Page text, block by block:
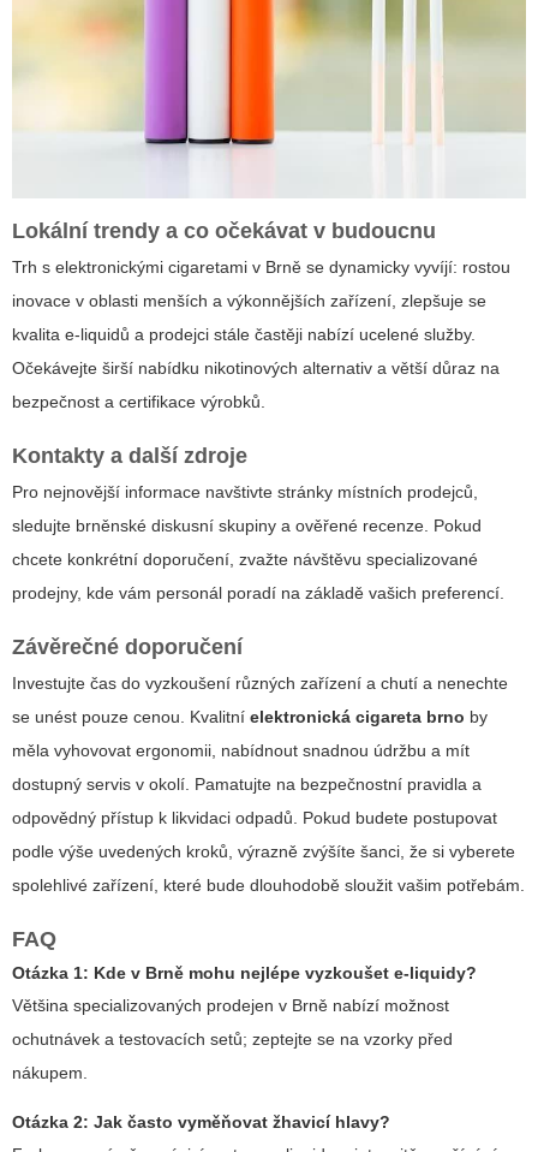
Lokální trendy a co očekávat v budoucnu
Trh s elektronickými cigaretami v Brně se dynamicky vyvíjí: rostou
inovace v oblasti menších a výkonnějších zařízení, zlepšuje se
kvalita e-liquidů a prodejci stále častěji nabízí ucelené služby.
Očekávejte širší nabídku nikotinových alternativ a větší důraz na
bezpečnost a certifikace výrobků.
Kontakty a další zdroje
Pro nejnovější informace navštivte stránky místních prodejců,
sledujte brněnské diskusní skupiny a ověřené recenze. Pokud
chcete konkrétní doporučení, zvažte návštěvu specializované
prodejny, kde vám personál poradí na základě vašich preferencí.
Závěrečné doporučení
Investujte čas do vyzkoušení různých zařízení a chutí a nenechte
se unést pouze cenou. Kvalitní elektronická cigareta brno by
měla vyhovovat ergonomii, nabídnout snadnou údržbu a mít
dostupný servis v okolí. Pamatujte na bezpečnostní pravidla a
odpovědný přístup k likvidaci odpadů. Pokud budete postupovat
podle výše uvedených kroků, výrazně zvýšíte šanci, že si vyberete
spolehlivé zařízení, které bude dlouhodobě sloužit vašim potřebám.
FAQ
Otázka 1: Kde v Brně mohu nejlépe vyzkoušet e-liquidy?
Většina specializovaných prodejen v Brně nabízí možnost
ochutnávek a testovacích setů; zeptejte se na vzorky před
nákupem.
Otázka 2: Jak často vyměňovat žhavicí hlavy?